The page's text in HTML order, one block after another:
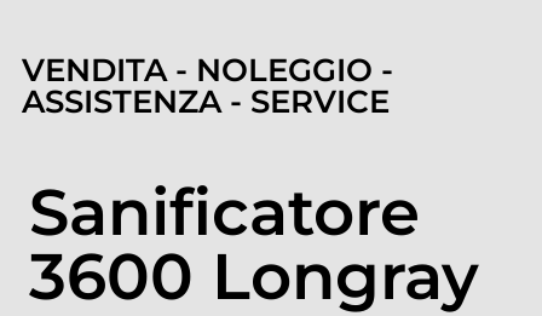
VENDITA - NOLEGGIO -
ASSISTENZA - SERVICE
Sanificatore
3600 Longray